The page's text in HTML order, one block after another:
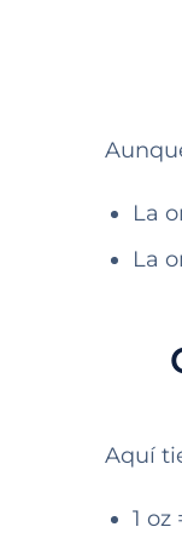
La
La
Aquí
1 oz